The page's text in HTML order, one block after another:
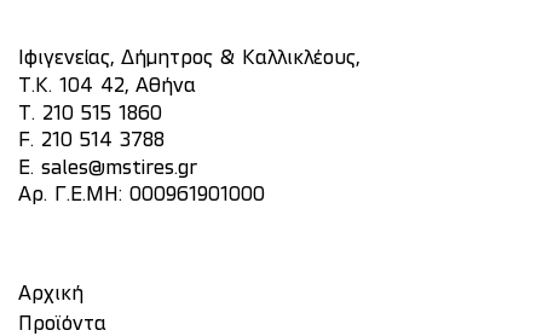
Ιφιγενείας, Δήμητρος & Καλλικλέους,
Τ.Κ. 104 42, Αθήνα
T. 210 515 1860
F. 210 514 3788
E. sales@mstires.gr
Αρ. Γ.Ε.ΜΗ: 000961901000
Αρχική
Προϊόντα